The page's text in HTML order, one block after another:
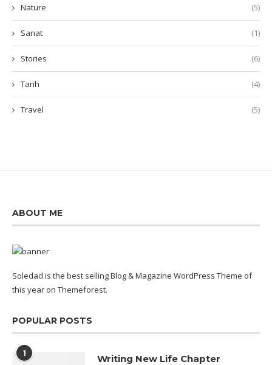
Nature (5)
Sanat (1)
Stories (6)
Tarih (4)
Travel (5)
ABOUT ME
Soledad is the best selling Blog & Magazine WordPress Theme of
this year on Themeforest.
POPULAR POSTS
1 Writing New Life Chapter